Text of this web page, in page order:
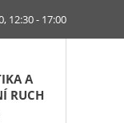
12:30 - 17:00
A
RUCH